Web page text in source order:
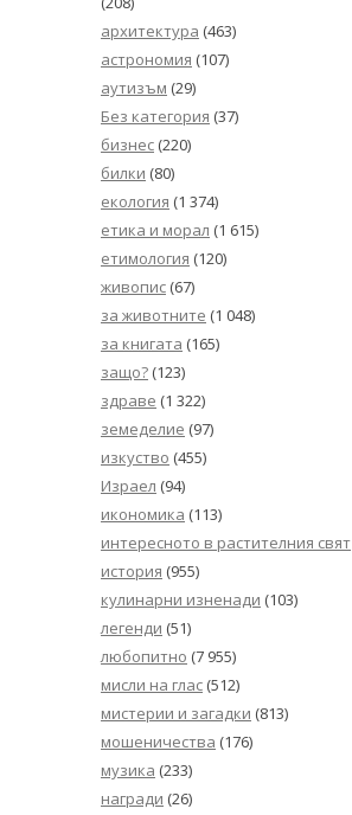
архитектура (463)
астрономия (107)
аутизъм (29)
Без категория (37)
бизнес (220)
билки (80)
екология (1 374)
етика и морал (1 615)
етимология (120)
живопис (67)
за животните (1 048)
за книгата (165)
защо? (123)
здраве (1 322)
земеделие (97)
изкуство (455)
Израел (94)
икономика (113)
интересното в растителния свят
история (955)
кулинарни изненади (103)
легенди (51)
любопитно (7 955)
мисли на глас (512)
мистерии и загадки (813)
мошеничества (176)
музика (233)
награди (26)